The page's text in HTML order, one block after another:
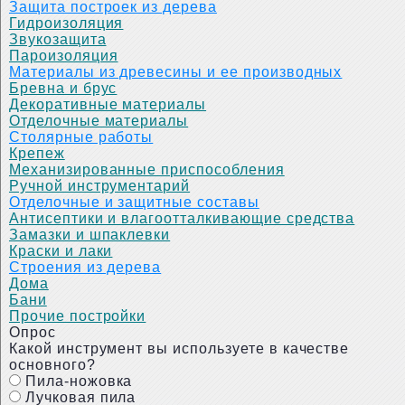
Защита построек из дерева
Гидроизоляция
Звукозащита
Пароизоляция
Материалы из древесины и ее производных
Бревна и брус
Декоративные материалы
Отделочные материалы
Столярные работы
Крепеж
Механизированные приспособления
Ручной инструментарий
Отделочные и защитные составы
Антисептики и влагоотталкивающие средства
Замазки и шпаклевки
Краски и лаки
Строения из дерева
Дома
Бани
Прочие постройки
Опрос
Какой инструмент вы используете в качестве
основного?
Пила-ножовка
Лучковая пила